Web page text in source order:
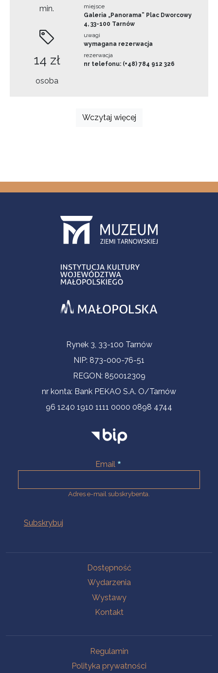
min.
14 zł
osoba
miejsce
Galeria „Panorama” Plac Dworcowy
4, 33-100 Tarnów
uwagi
wymagana rezerwacja
rezerwacja
nr telefonu: (+48) 784 912 326
Wczytaj więcej
Informacje kontaktoweRynek 3, 33-100 Tarnów
NIP: 873-000-76-51
REGON: 850012309
nr konta: Bank PEKAO S.A. O/Tarnów
96 1240 1910 1111 0000 0898 4744
Email
Adres e-mail subskrybenta.
Dostępność
Wydarzenia
Wystawy
Kontakt
Regulamin
Polityka prywatności